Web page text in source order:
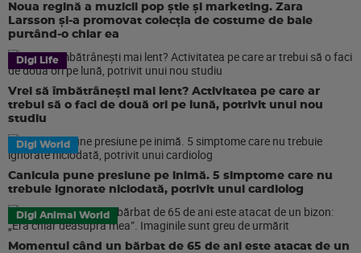
Noua regină a muzicii pop știe și marketing. Zara
Larsson și-a promovat colecția de costume de baie
purtând-o chiar ea
Digi Life
Vrei să îmbătrânești mai lent? Activitatea pe care ar
trebui să o faci de două ori pe lună, potrivit unui nou
studiu
Digi World
Canicula pune presiune pe inimă. 5 simptome care nu
trebuie ignorate niciodată, potrivit unui cardiolog
Digi Animal World
Momentul când un bărbat de 65 de ani este atacat de un